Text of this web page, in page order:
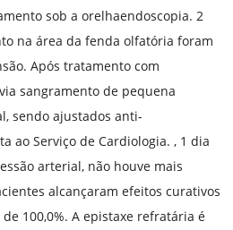
sob a orelhaendoscopia. 2
na área da fenda olfatória foram
Após tratamento com
sangramento de pequena
sendo ajustados anti-
ao Serviço de Cardiologia. , 1 dia
arterial, não houve mais
alcançaram efeitos curativos
100,0%. A epistaxe refratária é